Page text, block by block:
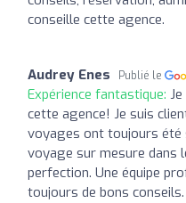
conseille cette agence.
Audrey Enes Publié le
Expérience fantastique:
cette agence! Je suis
voyages ont toujours été
voyage sur mesure dans
perfection. Une équipe
toujours de bons conseils.